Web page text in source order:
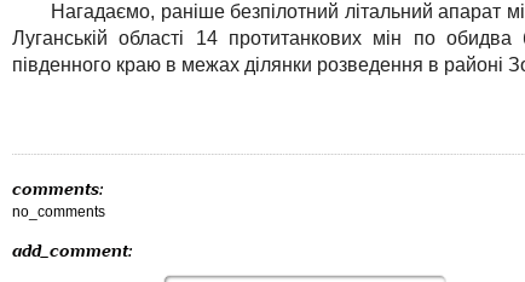
Нагадаємо, раніше безпілотний літальний апарат
Луганській області 14 протитанкових мін по
південного краю в межах ділянки розведення в районі
comments:
no_comments
add_comment: